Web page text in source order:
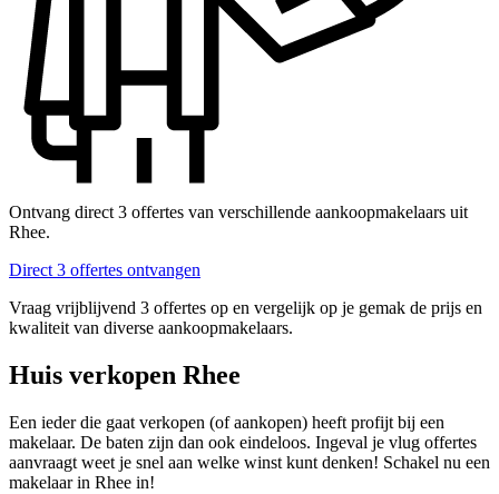
Ontvang direct 3 offertes van verschillende aankoopmakelaars uit
Rhee.
Direct 3 offertes ontvangen
Vraag vrijblijvend 3 offertes op en vergelijk op je gemak de prijs en
kwaliteit van diverse aankoopmakelaars.
Huis verkopen Rhee
Een ieder die gaat verkopen (of aankopen) heeft profijt bij een
makelaar. De baten zijn dan ook eindeloos. Ingeval je vlug offertes
aanvraagt weet je snel aan welke winst kunt denken! Schakel nu een
makelaar in Rhee in!